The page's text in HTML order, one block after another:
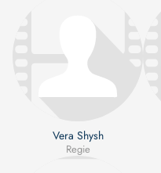
Vera Shysh
Regie